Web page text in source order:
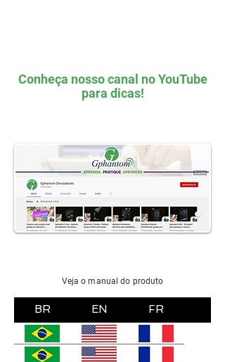
Conheça nosso canal no YouTube
para dicas!
Veja o manual do produto
BR EN FR